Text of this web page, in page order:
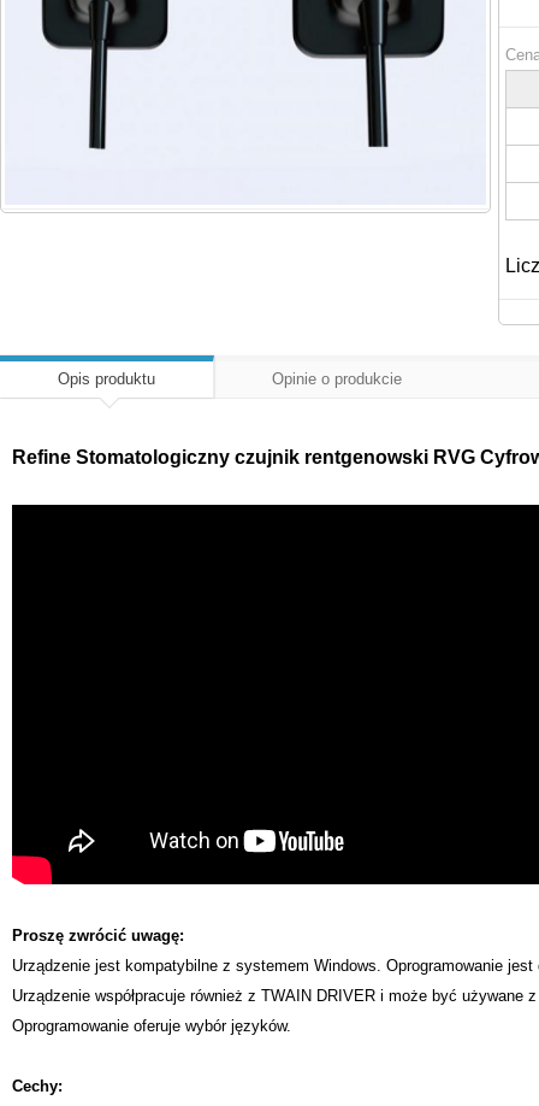
Opis produktu Opinie o produkcie
Refine Stomatologiczny czujnik rentgenowski RVG
Proszę zwrócić uwagę:
Urządzenie jest kompatybilne z systemem Windows. Oprogramowanie
Urządzenie współpracuje również z TWAIN DRIVER i może być
Oprogramowanie oferuje wybór języków.
Cechy: